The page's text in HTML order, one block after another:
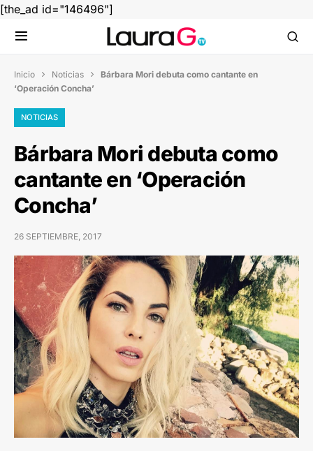
[the_ad id="146496"]
Inicio  Noticias  Bárbara Mori debuta como cantante en
‘Operación Concha’
NOTICIAS
Bárbara Mori debuta como
cantante en ‘Operación
Concha’
26 SEPTIEMBRE, 2017